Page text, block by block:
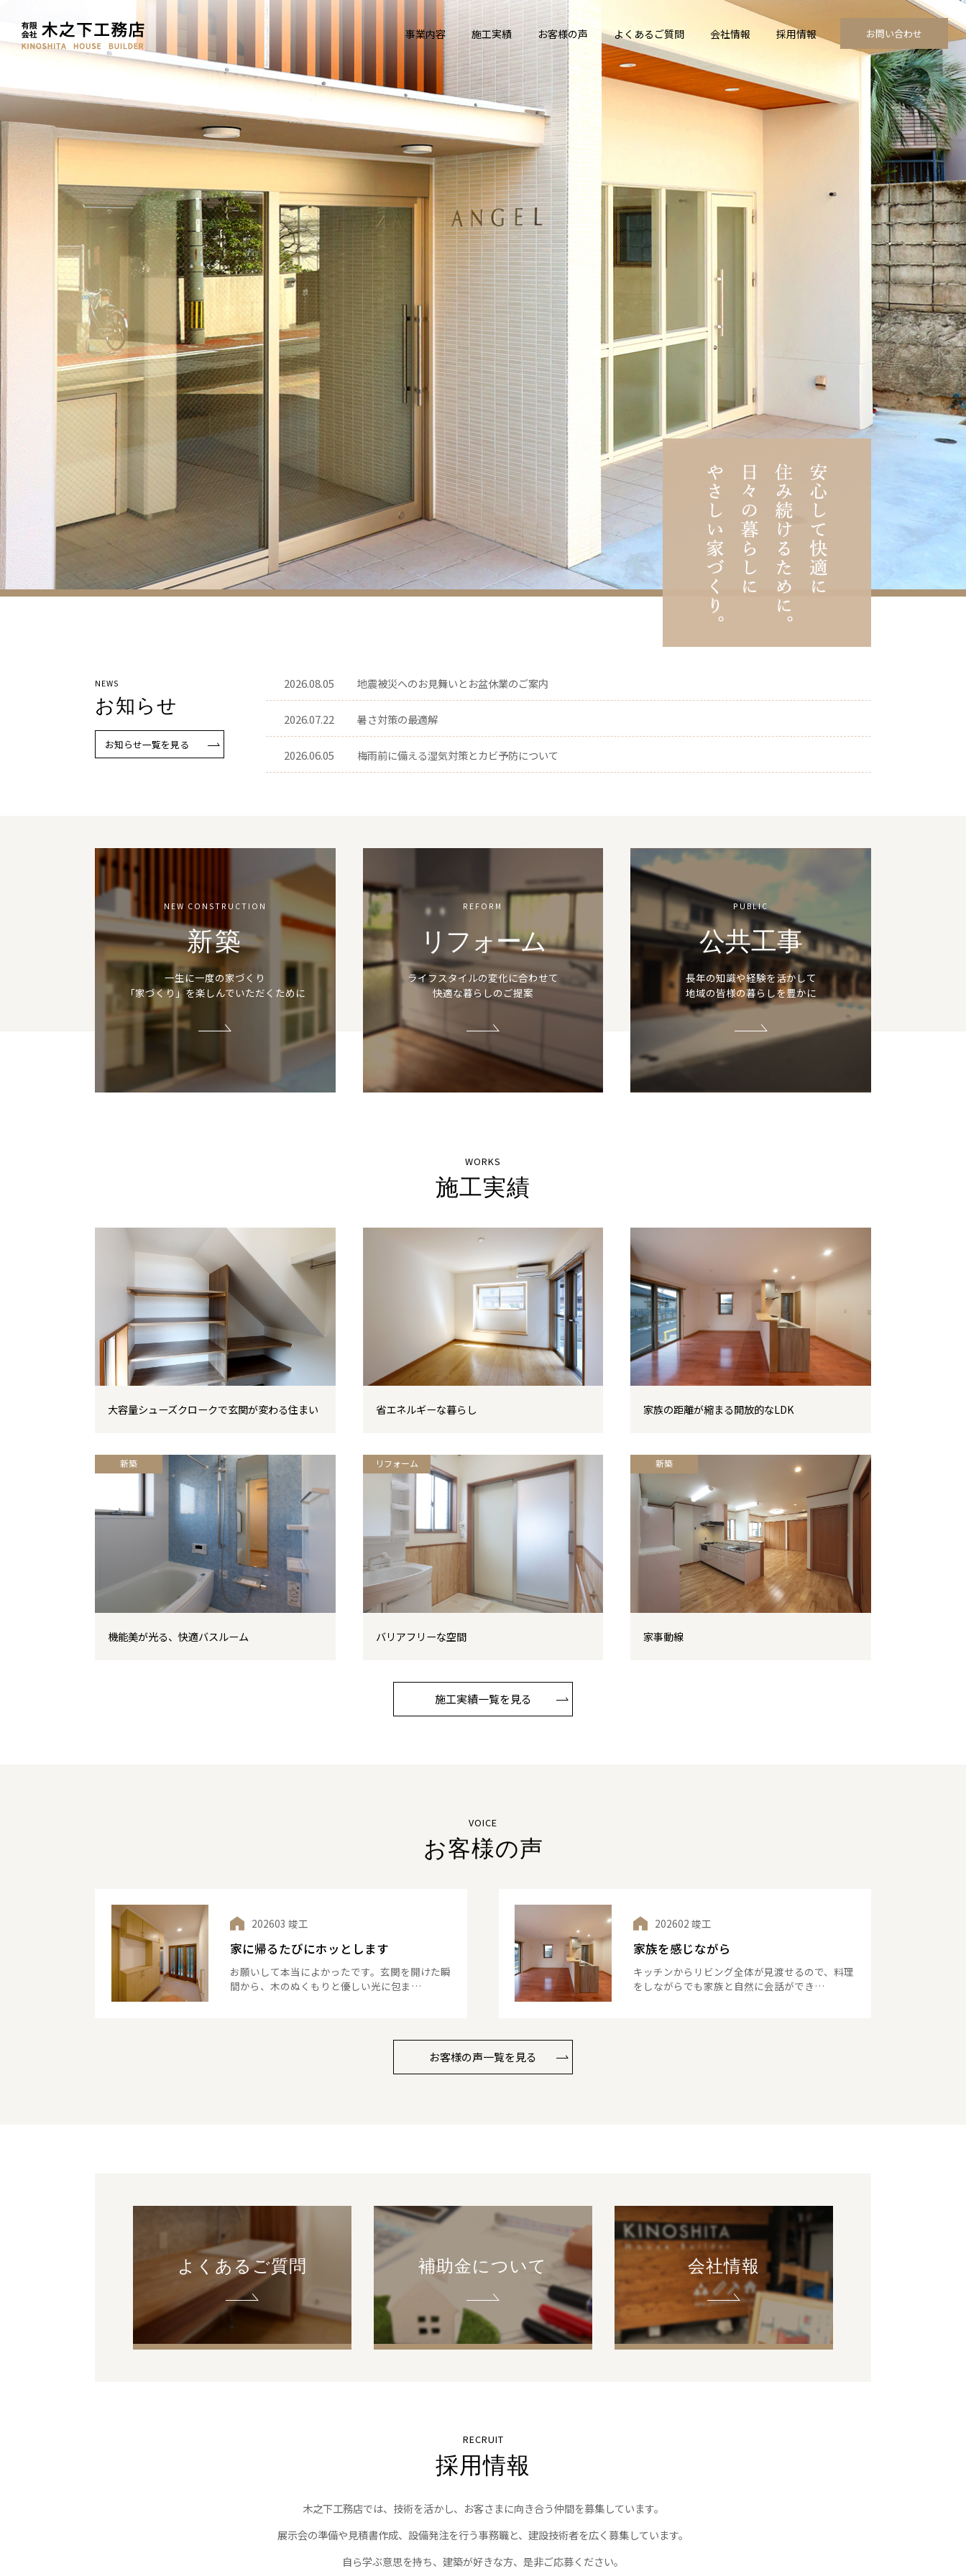
事業内容 施工実績 お客様の声 よくあるご質問 会社情報 採用情報 お問い合わせ
NEWS
お知らせ
お知らせ一覧を見る
2026.08.05 地震被災へのお見舞いとお盆休業のご案内
2026.07.22 暑さ対策の最適解
2026.06.05 梅雨前に備える湿気対策とカビ予防について
NEW CONSTRUCTION
新築
一生に一度の家づくり
「家づくり」を楽しんでいただくために
REFORM
リフォーム
ライフスタイルの変化に合わせて
快適な暮らしのご提案
PUBLIC
公共工事
長年の知識や経験を活かして
地域の皆様の暮らしを豊かに
WORKS
施工実績
大容量シューズクロークで玄関が変わる住まい 省エネルギーな暮らし 家族の距離が縮まる開放的なLDK
新築
機能美が光る、快適バスルーム
リフォーム
バリアフリーな空間
新築
家事動線
施工実績一覧を見る
VOICE
お客様の声
202603 竣工
家に帰るたびにホッとします
お願いして本当によかったです。玄関を開けた瞬
間から、木のぬくもりと優しい光に包ま…
202602 竣工
家族を感じながら
キッチンからリビング全体が見渡せるので、料理
をしながらでも家族と自然に会話ができ…
お客様の声一覧を見る
よくあるご質問 補助金について 会社情報
RECRUIT
採用情報
木之下工務店では、技術を活かし、お客さまに向き合う仲間を募集しています。
展示会の準備や見積書作成、設備発注を行う事務職と、建設技術者を広く募集しています。
自ら学ぶ意思を持ち、建築が好きな方、是非ご応募ください。